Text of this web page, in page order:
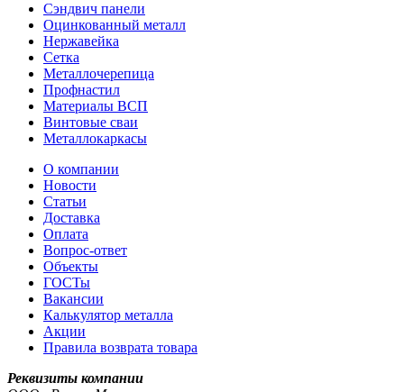
Сэндвич панели
Оцинкованный металл
Нержавейка
Сетка
Металлочерепица
Профнастил
Материалы ВСП
Винтовые сваи
Металлокаркасы
О компании
Новости
Статьи
Доставка
Оплата
Вопрос-ответ
Объекты
ГОСТы
Вакансии
Калькулятор металла
Акции
Правила возврата товара
Реквизиты компании